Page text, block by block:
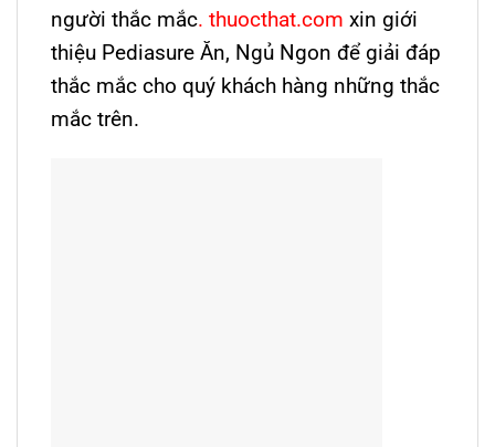
người thắc mắc. thuocthat.com xin giới
thiệu Pediasure Ăn, Ngủ Ngon để giải đáp
thắc mắc cho quý khách hàng những thắc
mắc trên.